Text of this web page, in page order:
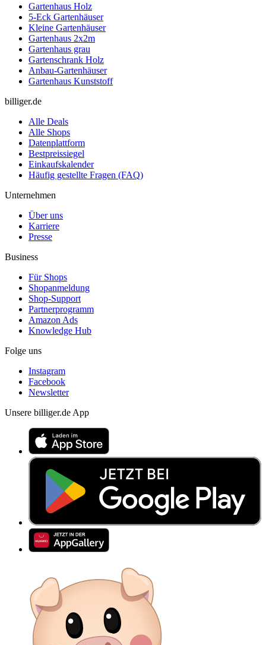
Gartenhaus Holz
5-Eck Gartenhäuser
Kleine Gartenhäuser
Gartenhaus 2x2m
Gartenhaus grau
Gartenschrank Holz
Anbau-Gartenhäuser
Gartenhaus Kunststoff
billiger.de
Alle Deals
Alle Shops
Datenplattform
Bestpreissiegel
Einkaufskalender
Häufig gestellte Fragen (FAQ)
Unternehmen
Über uns
Karriere
Presse
Business
Für Shops
Shopanmeldung
Shop-Support
Partnerprogramm
Amazon Ads
Knowledge Hub
Folge uns
Instagram
Facebook
Newsletter
Unsere billiger.de App